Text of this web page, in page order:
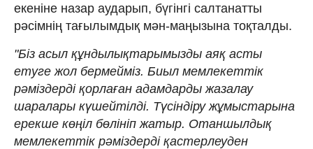
екеніне назар аударып, бүгінгі салтанатты
рәсімнің тағылымдық мән-маңызына тоқталды.
"Біз асыл құндылықтарымызды аяқ асты
етуге жол бермейміз. Биыл мемлекеттік
рәміздерді қорлаған адамдарды жазалау
шаралары күшейтілді. Түсіндіру жұмыстарына
ерекше көңіл бөлініп жатыр. Отаншылдық
мемлекеттік рәміздерді қастерлеуден